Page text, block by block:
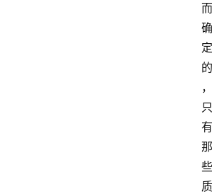
而
确
定
的
，
只
有
那
些
质